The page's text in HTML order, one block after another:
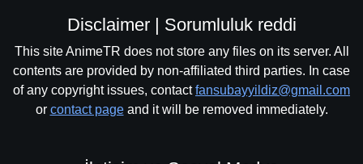
Disclaimer | Sorumluluk reddi
This site AnimeTR does not store any files on its server. All
contents are provided by non-affiliated third parties. In case
of any copyright issues, contactfansubayyildiz@gmail.com
or contact pageand it will be removed immediately.